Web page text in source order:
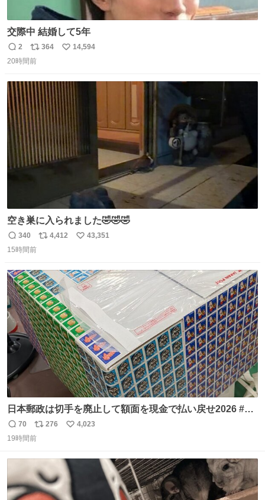
交際中 結婚して5年
返
信
2
リ
ポ
ト
数
364
い
数
14,594
20時間前
空き巣に入られました🤣🤣🤣
返
信
340
リ
ト
数
4,412
い
数
43,351
15時間前
日本郵政は切手を廃止して額面を現金で払い戻せ2026 #日
本郵政 @JapanPostHD_PR
返
信
70
リ
ポ
ト
数
276
い
数
4,023
19時間前